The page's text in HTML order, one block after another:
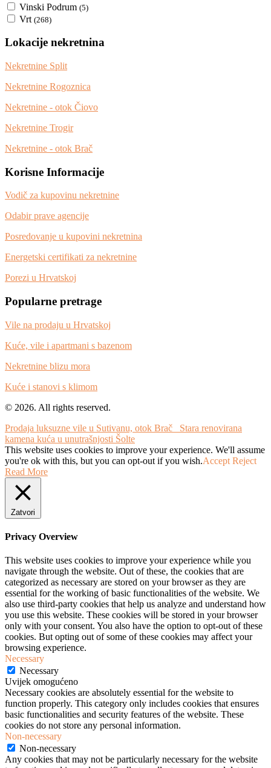
Vinski Podrum (5)
Vrt (268)
Lokacije nekretnina
Nekretnine Split
Nekretnine Rogoznica
Nekretnine - otok Čiovo
Nekretnine Trogir
Nekretnine - otok Brač
Korisne Informacije
Vodič za kupovinu nekretnine
Odabir prave agencije
Posredovanje u kupovini nekretnina
Energetski certifikati za nekretnine
Porezi u Hrvatskoj
Popularne pretrage
Vile na prodaju u Hrvatskoj
Kuće, vile i apartmani s bazenom
Nekretnine blizu mora
Kuće i stanovi s klimom
© 2026. All rights reserved.
Prodaja luksuzne vile u Sutivanu, otok Brač
Stara renovirana
kamena kuća u unutrašnjosti Šolte
This website uses cookies to improve your experience. We'll assume
you're ok with this, but you can opt-out if you wish.Accept Reject
Read More
Zatvori
Privacy Overview
This website uses cookies to improve your experience while you
navigate through the website. Out of these, the cookies that are
categorized as necessary are stored on your browser as they are
essential for the working of basic functionalities of the website. We
also use third-party cookies that help us analyze and understand how
you use this website. These cookies will be stored in your browser
only with your consent. You also have the option to opt-out of these
cookies. But opting out of some of these cookies may affect your
browsing experience.
Necessary
Necessary
Uvijek omogućeno
Necessary cookies are absolutely essential for the website to
function properly. This category only includes cookies that ensures
basic functionalities and security features of the website. These
cookies do not store any personal information.
Non-necessary
Non-necessary
Any cookies that may not be particularly necessary for the website